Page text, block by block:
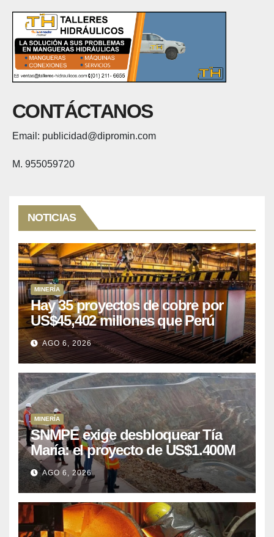
CONTÁCTANOS
Email: publicidad@dipromin.com
M. 955059720
NOTICIAS
MINERÍA
Hay 35 proyectos de cobre por
US$45,402 millones que Perú
puede aprovechar
AGO 6, 2026
MINERÍA
SNMPE exige desbloquear Tía
María: el proyecto de US$1.400M
que Perú lleva 15 años
posponiendo
AGO 6, 2026